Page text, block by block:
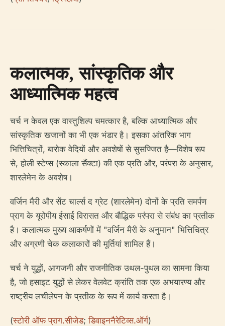
कलात्मक, सांस्कृतिक और
आध्यात्मिक महत्व
चर्च न केवल एक वास्तुशिल्प चमत्कार है, बल्कि आध्यात्मिक और
सांस्कृतिक खजानों का भी एक भंडार है। इसका आंतरिक भाग
भित्तिचित्रों, बारोक वेदियों और अवशेषों से सुसज्जित है—विशेष रूप
से, होली स्टेप्स (स्काला सैंक्टा) की एक प्रति और, परंपरा के अनुसार,
शारलेमेन के अवशेष।
वर्जिन मैरी और सेंट चार्ल्स द ग्रेट (शारलेमेन) दोनों के प्रति समर्पण
प्राग के यूरोपीय ईसाई विरासत और बौद्धिक परंपरा से संबंध का प्रतीक
है। कलात्मक मुख्य आकर्षणों में "वर्जिन मैरी के अनुमान" भित्तिचित्र
और अग्रणी चेक कलाकारों की मूर्तियां शामिल हैं।
चर्च ने युद्धों, आगजनी और राजनीतिक उथल-पुथल का सामना किया
है, जो हसाइट युद्धों से लेकर वेलवेट क्रांति तक एक अभयारण्य और
राष्ट्रीय लचीलेपन के प्रतीक के रूप में कार्य करता है।
(स्टोरी ऑफ प्राग.सीजेड;डिवाइननैरेटिव्स.ऑर्ग)